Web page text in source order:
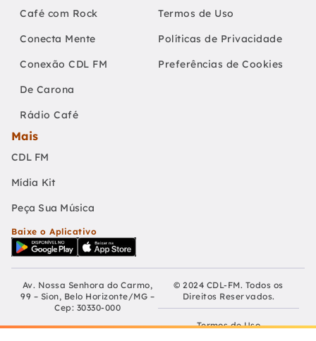
Café com Rock
Conecta Mente
Conexão CDL FM
De Carona
Rádio Café
Termos de Uso
Políticas de Privacidade
Preferências de Cookies
Mais
CDL FM
Mídia Kit
Peça Sua Música
Baixe o Aplicativo
Av. Nossa Senhora do Carmo,
99 – Sion, Belo Horizonte/MG –
Cep: 30330-000
Fundação Educativa Cultural
© 2024 CDL-FM. Todos os
Direitos Reservados.
Termos de Uso